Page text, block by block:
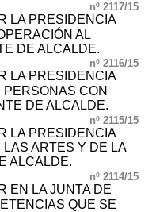
nº 2117/15
LA PRESIDENCIA
AL
DE ALCALDE.
nº 2116/15
LA PRESIDENCIA
PERSONAS CON
DE ALCALDE.
nº 2115/15
LA PRESIDENCIA
LAS ARTES Y DE LA
ALCALDE.
nº 2114/15
EN LA JUNTA DE
QUE SE